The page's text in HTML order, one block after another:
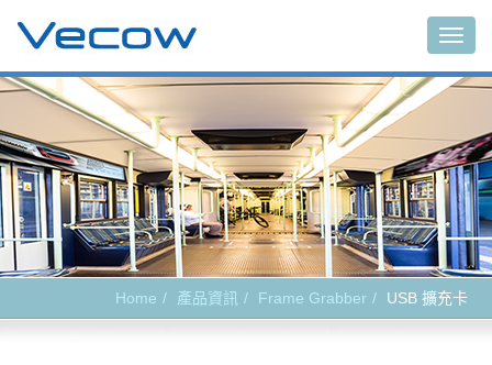
Home 產品資訊 Frame Grabber USB 擴充卡